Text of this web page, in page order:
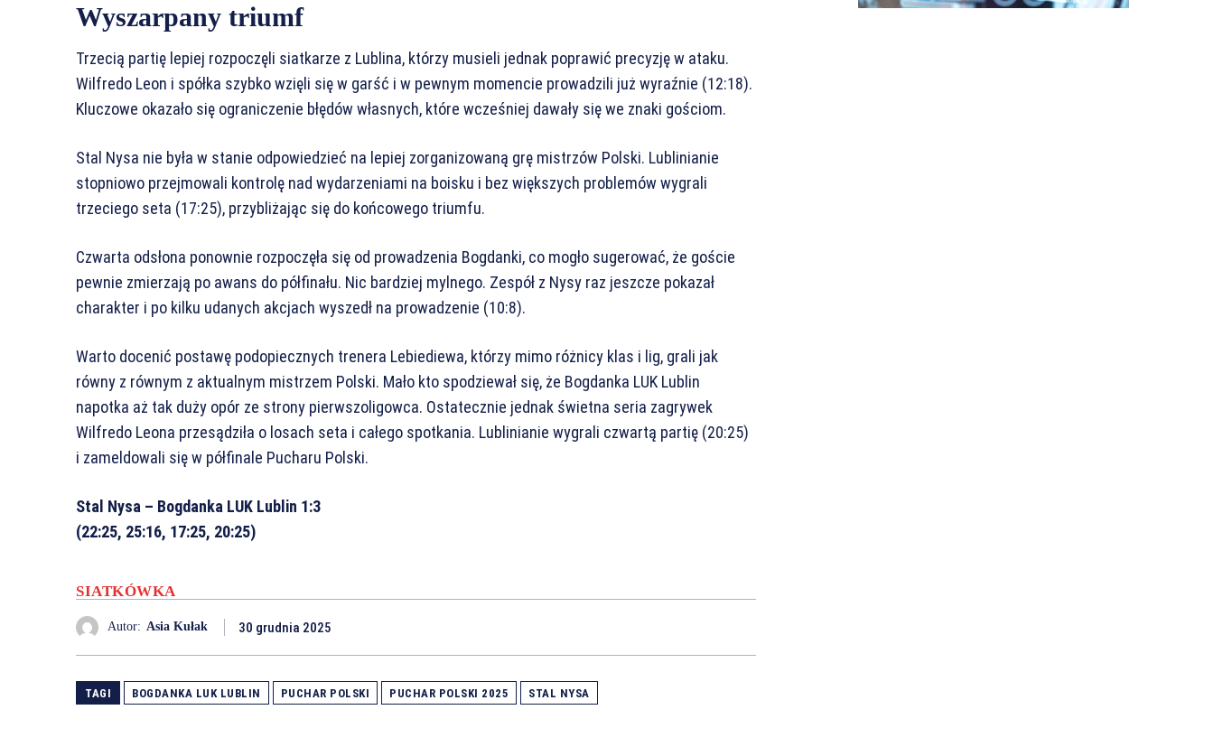
Wyszarpany triumf
Trzecią partię lepiej rozpoczęli siatkarze z Lublina, którzy musieli jednak poprawić precyzję w ataku.
Wilfredo Leon i spółka szybko wzięli się w garść i w pewnym momencie prowadzili już wyraźnie (12:18).
Kluczowe okazało się ograniczenie błędów własnych, które wcześniej dawały się we znaki gościom.
Stal Nysa nie była w stanie odpowiedzieć na lepiej zorganizowaną grę mistrzów Polski. Lublinianie
stopniowo przejmowali kontrolę nad wydarzeniami na boisku i bez większych problemów wygrali
trzeciego seta (17:25), przybliżając się do końcowego triumfu.
Czwarta odsłona ponownie rozpoczęła się od prowadzenia Bogdanki, co mogło sugerować, że goście
pewnie zmierzają po awans do półfinału. Nic bardziej mylnego. Zespół z Nysy raz jeszcze pokazał
charakter i po kilku udanych akcjach wyszedł na prowadzenie (10:8).
Warto docenić postawę podopiecznych trenera Lebiediewa, którzy mimo różnicy klas i lig, grali jak
równy z równym z aktualnym mistrzem Polski. Mało kto spodziewał się, że Bogdanka LUK Lublin
napotka aż tak duży opór ze strony pierwszoligowca. Ostatecznie jednak świetna seria zagrywek
Wilfredo Leona przesądziła o losach seta i całego spotkania. Lublinianie wygrali czwartą partię (20:25)
i zameldowali się w półfinale Pucharu Polski.
Stal Nysa – Bogdanka LUK Lublin 1:3
(22:25, 25:16, 17:25, 20:25)
SIATKÓWKA
Autor: Asia Kułak 30 grudnia 2025
TAGI BOGDANKA LUK LUBLIN PUCHAR POLSKI PUCHAR POLSKI 2025 STAL NYSA